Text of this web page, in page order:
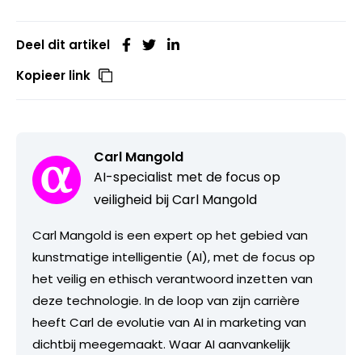
Deel dit artikel
Kopieer link
Carl Mangold
AI-specialist met de focus op
veiligheid bij Carl Mangold
Carl Mangold is een expert op het gebied van
kunstmatige intelligentie (AI), met de focus op
het veilig en ethisch verantwoord inzetten van
deze technologie. In de loop van zijn carrière
heeft Carl de evolutie van AI in marketing van
dichtbij meegemaakt. Waar AI aanvankelijk